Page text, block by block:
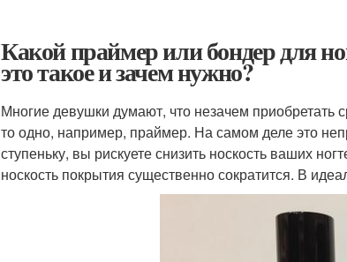
Какой праймер или бондер для
это такое и зачем нужно?
Многие девушки думают, что незачем приобретать
то одно, например, праймер. На самом деле это
ступеньку, вы рискуете снизить носкость ваших
носкость покрытия существенно сократится. В